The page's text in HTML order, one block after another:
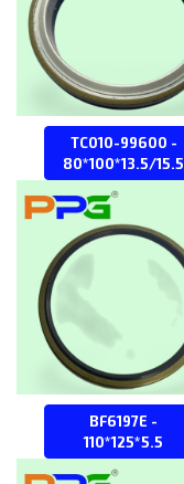
TC010-99600 -
80*100*13.5/15.5
BF6197E -
110*125*5.5